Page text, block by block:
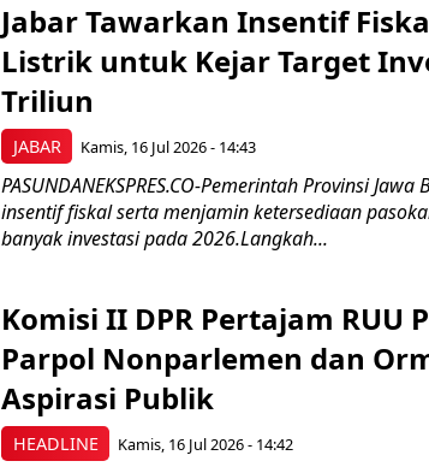
JABAR
Jabar Tawarkan Insentif
Listrik untuk Kejar Target
Triliun
Kamis, 16 Jul 2026 - 14:43
PASUNDANEKSPRES.CO-Pemerintah Provinsi
insentif fiskal serta menjamin ketersediaan
banyak investasi pada 2026.Langkah...
HEADLINE
Komisi II DPR Pertajam RUU
Parpol Nonparlemen dan
Aspirasi Publik
Kamis, 16 Jul 2026 - 14:42